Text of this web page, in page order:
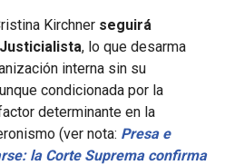
Kirchner seguirá
, lo que desarma
interna sin su
condicionada por la
determinante en la
(ver nota: Presa e
la Corte Suprema confirma